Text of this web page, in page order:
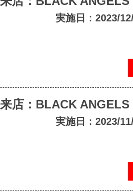
実施日：2023/
来店：BLACK ANGELS
実施日：2023/